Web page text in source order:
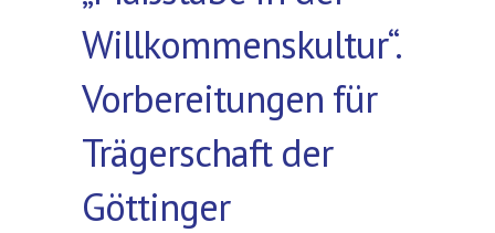
Willkommenskultur“.
Vorbereitungen für
Trägerschaft der
Göttinger